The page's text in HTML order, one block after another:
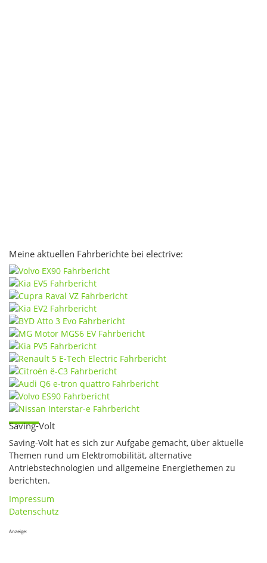
Meine aktuellen Fahrberichte bei electrive:
Saving-Volt
Saving-Volt hat es sich zur Aufgabe gemacht, über aktuelle
Themen rund um Elektromobilität, alternative
Antriebstechnologien und allgemeine Energiethemen zu
berichten.
Impressum
Datenschutz
Anzeige: